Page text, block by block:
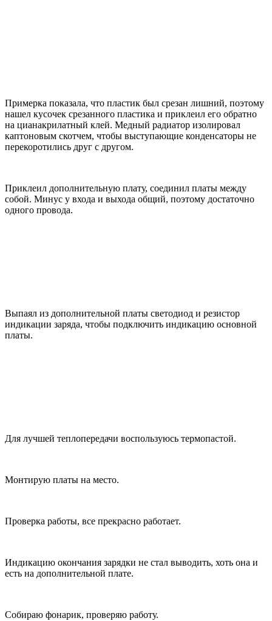
Примерка показала, что пластик был срезан лишний, поэтому
нашел кусочек срезанного пластика и приклеил его обратно
на цианакрилатный клей. Медный радиатор изолировал
каптоновым скотчем, чтобы выступающие конденсаторы не
перекоротились друг с другом.
Приклеил дополнительную плату, соединил платы между
собой. Минус у входа и выхода общий, поэтому достаточно
одного провода.
Выпаял из дополнительной платы светодиод и резистор
индикации заряда, чтобы подключить индикацию основной
платы.
Для лучшей теплопередачи воспользуюсь термопастой.
Монтирую платы на место.
Проверка работы, все прекрасно работает.
Индикацию окончания зарядки не стал выводить, хоть она и
есть на дополнительной плате.
Собираю фонарик, проверяю работу.